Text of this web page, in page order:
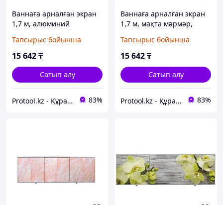
Ваннаға арналған экран
1,7 м, алюминий
LINEA (PERFECTO LINEA)
(36-001711)
Тапсырыс бойынша
15 642₸
Сатып алу
Protool.kz - Құрал сайман магазины 83%
Ваннаға арналған экран
1,7 м, мақта мәрмәр,
(PERFECTO LINEA) (36-
004269)
Тапсырыс бойынша
15 642₸
Сатып алу
Protool.kz - Құрал сайман магазины 83%